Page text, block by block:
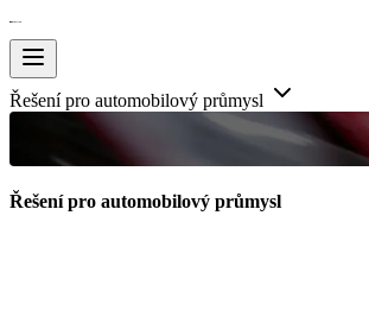
Řešení pro automobilový průmysl
Řešení pro automobilový průmysl